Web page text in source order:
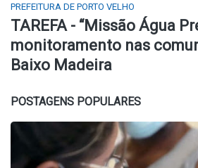
PREFEITURA DE PORTO VELHO
TAREFA - “Missão Água
monitoramento nas
Baixo Madeira
POSTAGENS POPULARES